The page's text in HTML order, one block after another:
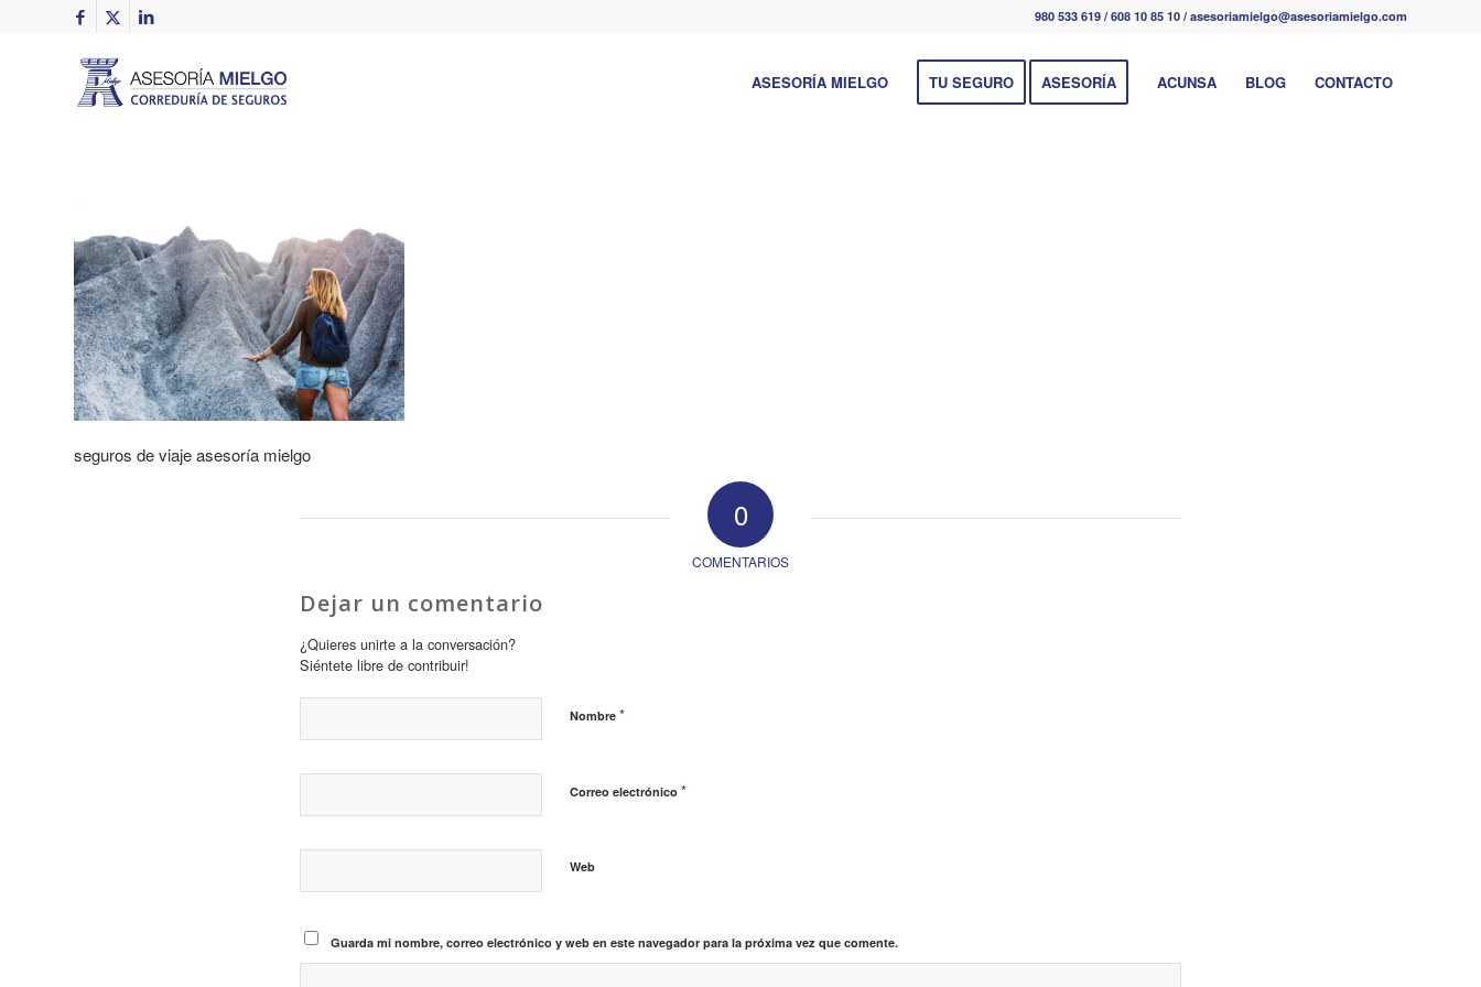
980 533 619 / 608 10 85 10 / asesoriamielgo@asesoriamielgo.com
ASESORÍA MIELGO TU SEGURO ASESORÍA ACUNSA BLOG CONTACTO
seguros de viaje asesoría mielgo
0
COMENTARIOS
Dejar un comentario
¿Quieres unirte a la conversación?
Siéntete libre de contribuir!
Nombre *
Correo electrónico *
Web
Guarda mi nombre, correo electrónico y web en este navegador para la próxima vez que comente.